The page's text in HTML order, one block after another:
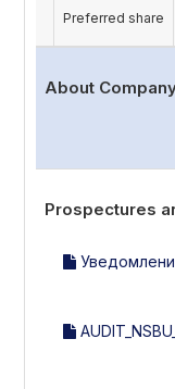
Preferred share
About
Prospectures